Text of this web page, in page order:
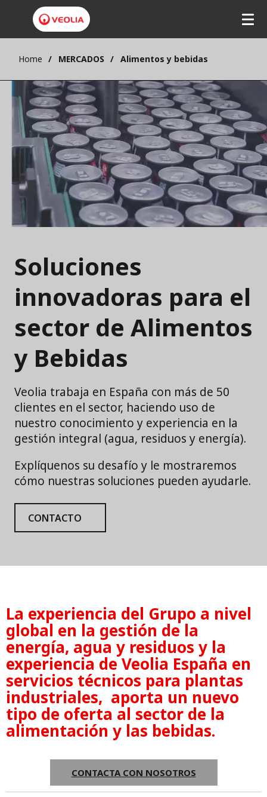
Home MERCADOS Alimentos y bebidas
Soluciones
innovadoras para el
sector de Alimentos
y Bebidas
Veolia trabaja en España con más de 50
clientes en el sector, haciendo uso de
nuestro conocimiento y experiencia en la
gestión integral (agua, residuos y energía).
Explíquenos su desafío y le mostraremos
cómo nuestras soluciones pueden ayudarle.
CONTACTO
La experiencia del Grupo a nivel
global en la gestión de la
energía, agua y residuos y la
experiencia de Veolia España en
servicios técnicos para plantas
industriales, aporta un nuevo
tipo de oferta al sector de la
alimentación y las bebidas.
CONTACTA CON NOSOTROS